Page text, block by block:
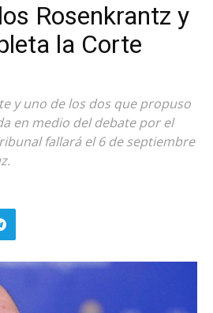
Rosenkrantz y
la Corte
y uno de los dos que propuso
en medio del debate por el
fallará el 6 de septiembre